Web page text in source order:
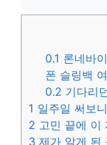
0.1 론네바
폰 슬링백
0.2 기다리
1 일주일 써보
2 고민 끝에 이
3 제가 알게 된